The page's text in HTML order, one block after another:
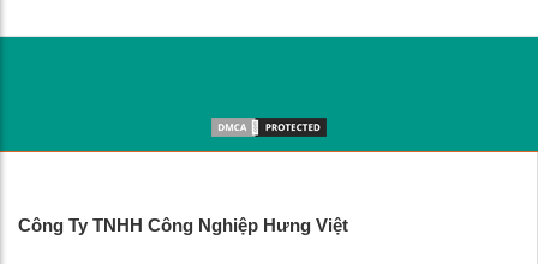
Công Ty TNHH Công Nghiệp Hưng Việt